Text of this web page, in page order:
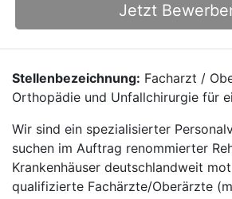
Jetzt
Stellenbezeichnung: Facharzt /
Orthopädie und Unfallchirurgie für
Wir sind ein spezialisierter
suchen im Auftrag renommierter
Krankenhäuser deutschlandweit
qualifizierte Fachärzte/Oberärzte